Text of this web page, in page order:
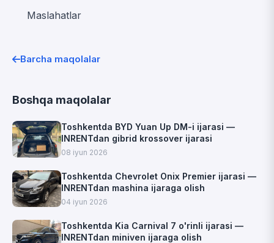
Maslahatlar
Barcha maqolalar
Boshqa maqolalar
Toshkentda BYD Yuan Up DM-i ijarasi —
INRENTdan gibrid krossover ijarasi
08 iyun 2026
Toshkentda Chevrolet Onix Premier ijarasi —
INRENTdan mashina ijaraga olish
04 iyun 2026
Toshkentda Kia Carnival 7 o'rinli ijarasi —
INRENTdan miniven ijaraga olish